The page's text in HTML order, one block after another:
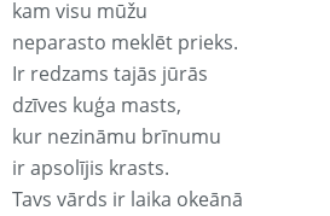
kam visu mūžu
neparasto meklēt prieks.
Ir redzams tajās jūrās
dzīves kuģa masts,
kur nezināmu brīnumu
ir apsolījis krasts.
Tavs vārds ir laika okeānā